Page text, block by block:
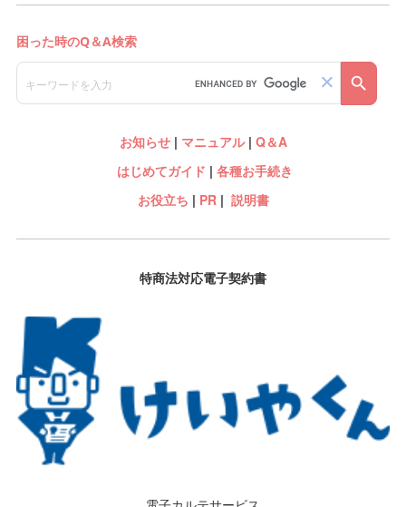
お知らせ| マニュアル| Q＆A
はじめてガイド | 各種お手続き
お役立ち | PR| 説明書
特商法対応電子契約書